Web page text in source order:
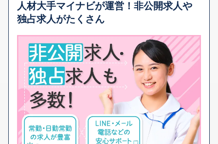
人材大手マイナビが運営！非公開求人や
独占求人がたくさん